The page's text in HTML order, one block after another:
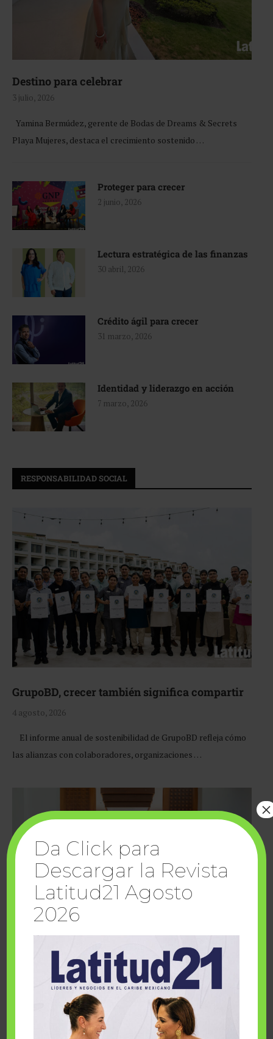
Destino para celebrar
3 julio, 2026
Yamina Bermúdez, gerente de Bodas de Dreams & Secrets
Playa Mujeres, destaca el crecimiento sostenido …
Proteger para crecer
2 junio, 2026
Lectura estratégica de las finanzas
30 abril, 2026
Crédito ágil para crecer
31 marzo, 2026
Identidad y liderazgo en acción
7 marzo, 2026
RESPONSABILIDAD SOCIAL
GrupoBD, crecer también significa compartir
4 agosto, 2026
El informe anual de sostenibilidad de GrupoBD refleja cómo
las alianzas con colaboradores, organizaciones …
Cuando la solidaridad inspira; cumplen
sueños Fairmont Mayakoba y Make-A-Wish
Da Click para
Descargar la Revista
Latitud21 Agosto
2026
×